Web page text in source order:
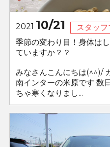
2021 10/21
スタッ
季節の変わり目！身体は
ていますか？？
みなさんこんにちは(^^)/
南インターの米原です 数
ちゃ寒くなりまし...